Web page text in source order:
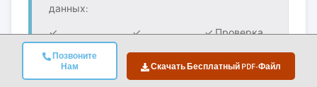
Позвоните
Нам
Скачать Бесплатный PDF-Файл
данных:
✓
Статистическая
валидация
✓
Экспертная
валидация
✓ Проверка
рыночной
реальности